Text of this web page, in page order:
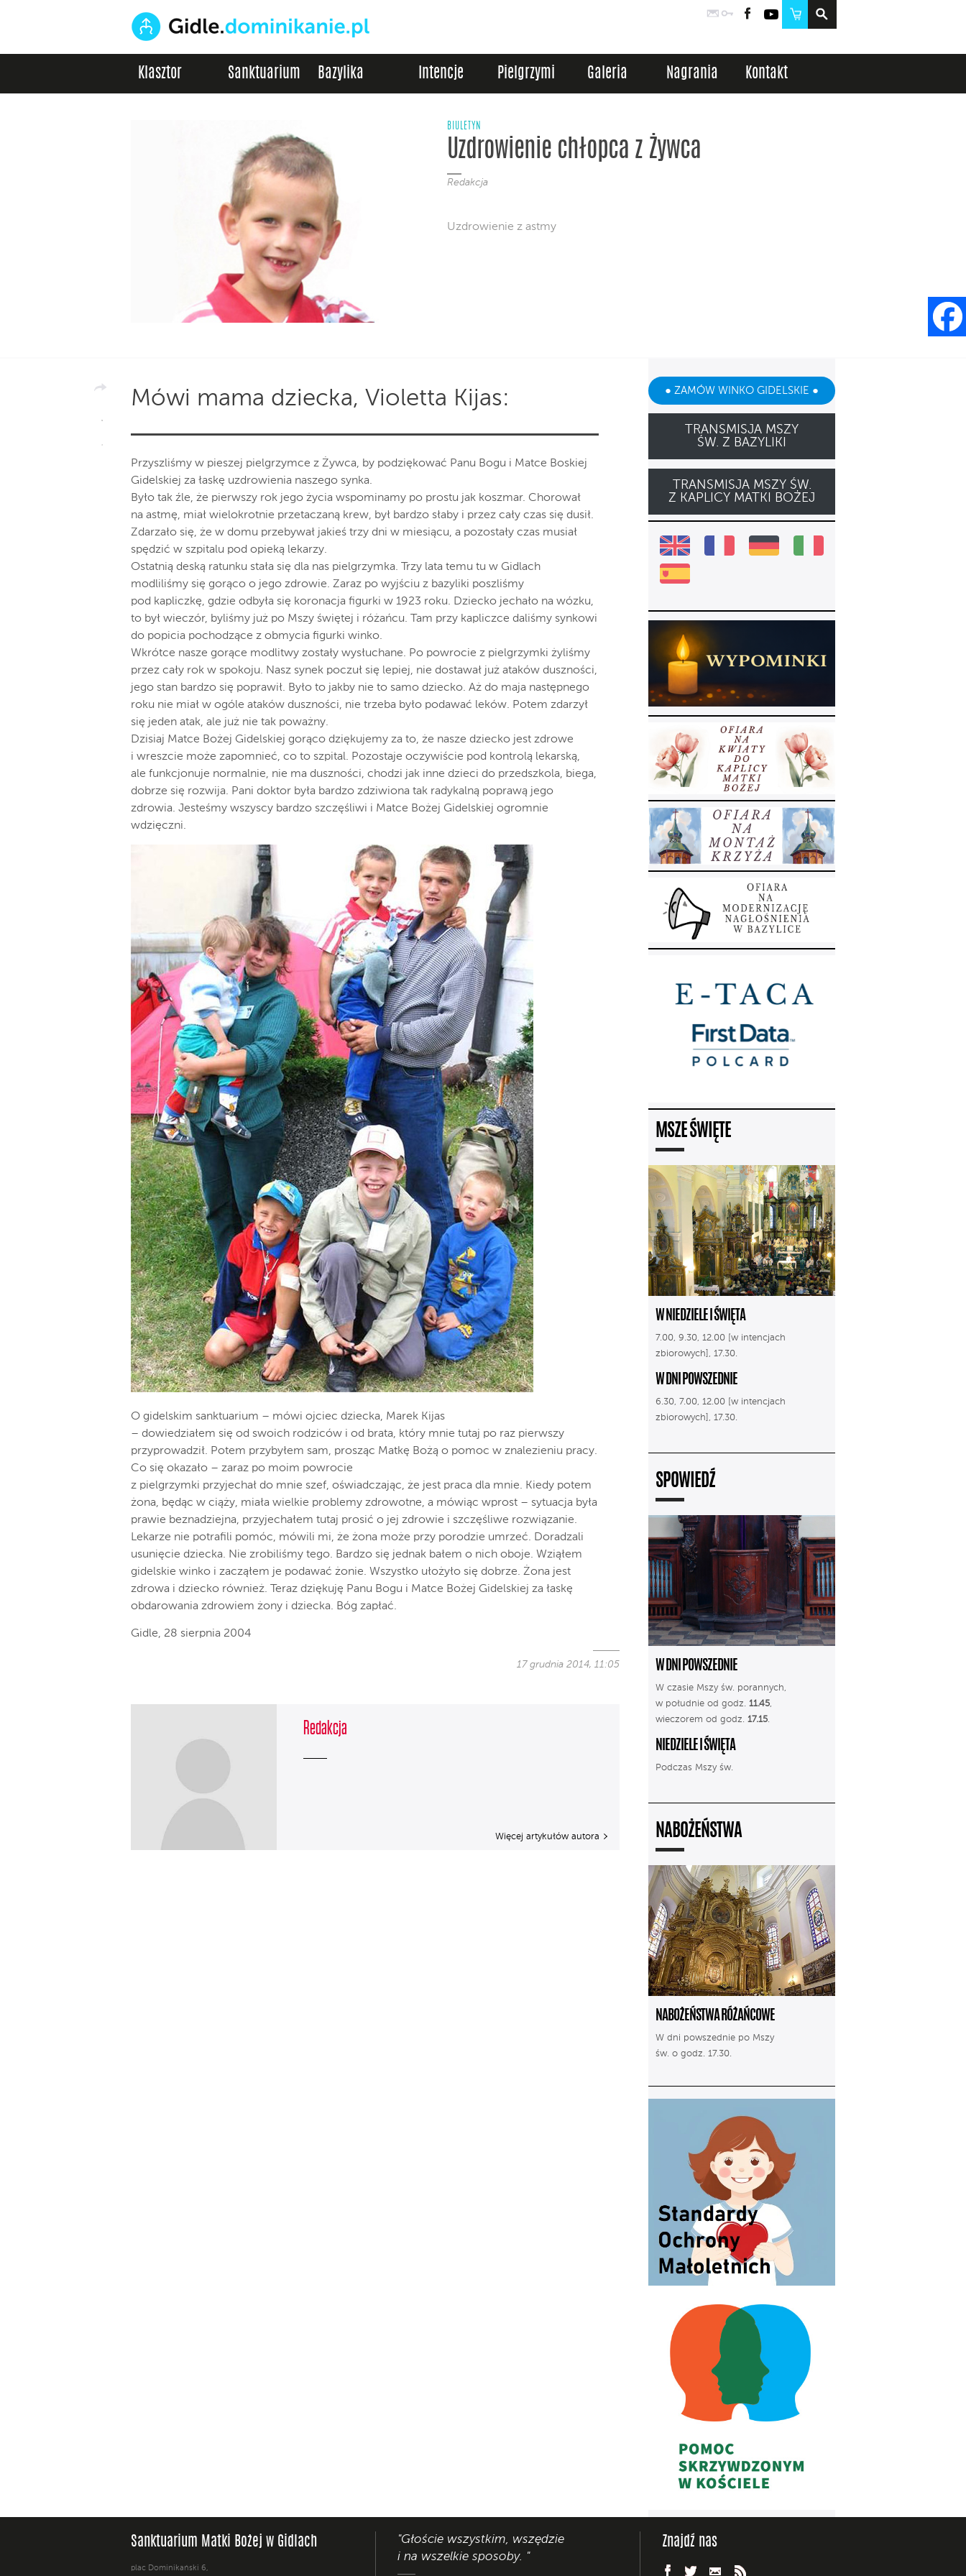
PocztaLogowanie
FacebookYouTube
Sklep
Klasztor Sanktuarium Bazylika Intencje Pielgrzymi Galeria Nagrania Kontakt
BIULETYN
Uzdrowienie chłopca z Żywca
Redakcja
Uzdrowienie z astmy
Mówi mama dziecka, Violetta Kijas:
Przyszliśmy w pieszej pielgrzymce z Żywca, by podziękować Panu Bogu i Matce Boskiej
Gidelskiej za łaskę uzdrowienia naszego synka.
Było tak źle, że pierwszy rok jego życia wspominamy po prostu jak koszmar. Chorował
na astmę, miał wielokrotnie przetaczaną krew, był bardzo słaby i przez cały czas się dusił.
Zdarzało się, że w domu przebywał jakieś trzy dni w miesiącu, a pozostały czas musiał
spędzić w szpitalu pod opieką lekarzy.
Ostatnią deską ratunku stała się dla nas pielgrzymka. Trzy lata temu tu w Gidlach
modliliśmy się gorąco o jego zdrowie. Zaraz po wyjściu z bazyliki poszliśmy
pod kapliczkę, gdzie odbyła się koronacja figurki w 1923 roku. Dziecko jechało na wózku,
to był wieczór, byliśmy już po Mszy świętej i różańcu. Tam przy kapliczce daliśmy synkowi
do popicia pochodzące z obmycia figurki winko.
Wkrótce nasze gorące modlitwy zostały wysłuchane. Po powrocie z pielgrzymki żyliśmy
przez cały rok w spokoju. Nasz synek poczuł się lepiej, nie dostawał już ataków duszności,
jego stan bardzo się poprawił. Było to jakby nie to samo dziecko. Aż do maja następnego
roku nie miał w ogóle ataków duszności, nie trzeba było podawać leków. Potem zdarzył
się jeden atak, ale już nie tak poważny.
Dzisiaj Matce Bożej Gidelskiej gorąco dziękujemy za to, że nasze dziecko jest zdrowe
i wreszcie może zapomnieć, co to szpital. Pozostaje oczywiście pod kontrolą lekarską,
ale funkcjonuje normalnie, nie ma duszności, chodzi jak inne dzieci do przedszkola, biega,
dobrze się rozwija. Pani doktor była bardzo zdziwiona tak radykalną poprawą jego
zdrowia. Jesteśmy wszyscy bardzo szczęśliwi i Matce Bożej Gidelskiej ogromnie
wdzięczni.
O gidelskim sanktuarium – mówi ojciec dziecka, Marek Kijas
– dowiedziałem się od swoich rodziców i od brata, który mnie tutaj po raz pierwszy
przyprowadził. Potem przybyłem sam, prosząc Matkę Bożą o pomoc w znalezieniu pracy.
Co się okazało – zaraz po moim powrocie
z pielgrzymki przyjechał do mnie szef, oświadczając, że jest praca dla mnie. Kiedy potem
żona, będąc w ciąży, miała wielkie problemy zdrowotne, a mówiąc wprost – sytuacja była
prawie beznadziejna, przyjechałem tutaj prosić o jej zdrowie i szczęśliwe rozwiązanie.
Lekarze nie potrafili pomóc, mówili mi, że żona może przy porodzie umrzeć. Doradzali
usunięcie dziecka. Nie zrobiliśmy tego. Bardzo się jednak bałem o nich oboje. Wziąłem
gidelskie winko i zacząłem je podawać żonie. Wszystko ułożyło się dobrze. Żona jest
zdrowa i dziecko również. Teraz dziękuję Panu Bogu i Matce Bożej Gidelskiej za łaskę
obdarowania zdrowiem żony i dziecka. Bóg zapłać.
Gidle, 28 sierpnia 2004
17 grudnia 2014, 11:05
Redakcja
Więcej artykułów autora
● ZAMÓW WINKO GIDELSKIE ●
TRANSMISJA MSZY
ŚW. Z BAZYLIKI
TRANSMISJA MSZY ŚW.
Z KAPLICY MATKI BOŻEJ
MSZE ŚWIĘTE
W NIEDZIELE I ŚWIĘTA
7.00, 9.30, 12.00 [w intencjach
zbiorowych], 17.30.
W DNI POWSZEDNIE
6.30, 7.00, 12.00 [w intencjach
zbiorowych], 17.30.
SPOWIEDŹ
W DNI POWSZEDNIE
W czasie Mszy św. porannych,
w południe od godz. 11.45,
wieczorem od godz. 17.15.
NIEDZIELE I ŚWIĘTA
Podczas Mszy św.
NABOŻEŃSTWA
NABOŻEŃSTWA RÓŻAŃCOWE
W dni powszednie po Mszy
św. o godz. 17.30.
Sanktuarium Matki Bożej w Gidlach
plac Dominikański 6,
"Głoście wszystkim, wszędzie
i na wszelkie sposoby. "
Znajdź nas